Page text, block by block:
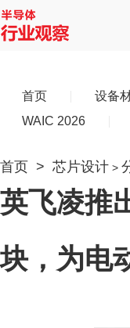
首页 设备
WAIC 2026
首页 > 芯片设计 >
英飞凌推
块，为电